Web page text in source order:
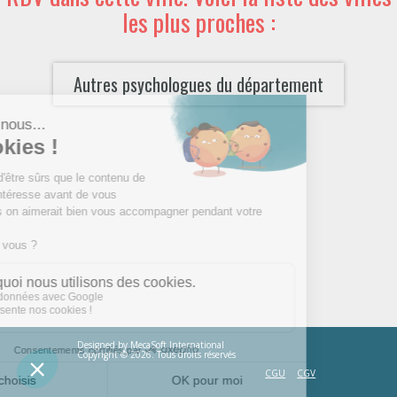
les plus proches :
Autres psychologues du département
Designed by MecaSoft International
Copyright © 2026. Tous droits réservés
CGU
CGV